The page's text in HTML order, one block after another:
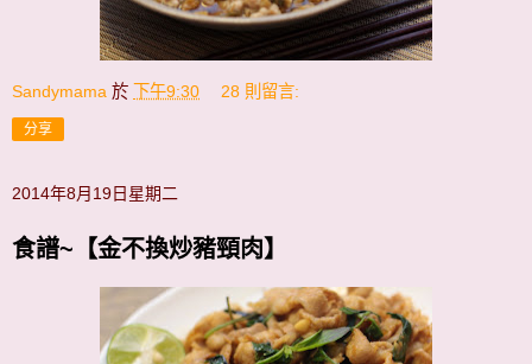
Sandymama 於 下午9:30 28 則留言:
分享
2014年8月19日星期二
食譜~【金不換炒豬頸肉】